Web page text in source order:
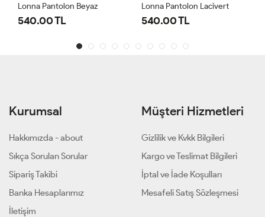
Lonna Pantolon Beyaz
540.00 TL
Lonna Pantolon Lacivert
540.00 TL
Kurumsal
Hakkımızda - about
Sıkça Sorulan Sorular
Sipariş Takibi
Banka Hesaplarımız
İletişim
Müşteri Hizmetleri
Gizlilik ve Kvkk Bilgileri
Kargo ve Teslimat Bilgileri
İptal ve İade Koşulları
Mesafeli Satış Sözleşmesi